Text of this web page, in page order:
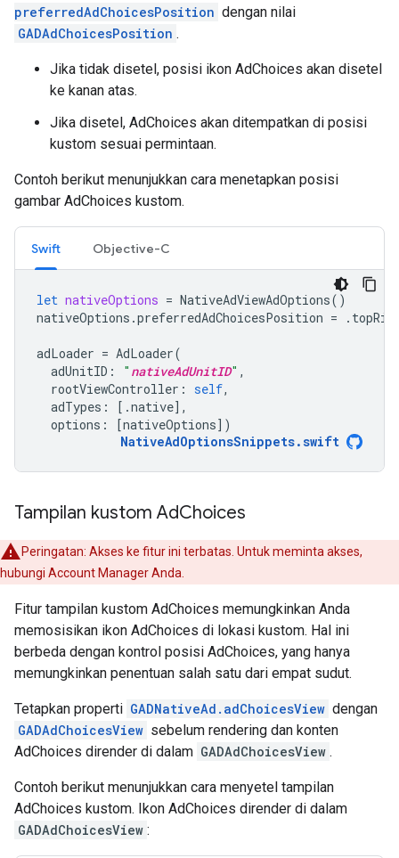
preferredAdChoicesPosition dengan nilai
GADAdChoicesPosition .
Jika tidak disetel, posisi ikon AdChoices akan disetel
ke kanan atas.
Jika disetel, AdChoices akan ditempatkan di posisi
kustom sesuai permintaan.
Contoh berikut menunjukkan cara menetapkan posisi
gambar AdChoices kustom.
Swift Objective-C
let nativeOptions = NativeAdViewAdOptions()
nativeOptions .preferredAdChoicesPosition = .
adLoader = AdLoader(
adUnitID : " nativeAdUnitID" ,
rootViewController : self,
adTypes : [.native],
options : [nativeOptions])
NativeAdOptionsSnippets.swift
Tampilan kustom AdChoices
Peringatan: Akses ke fitur ini terbatas. Untuk meminta akses,
hubungi Account Manager Anda.
Fitur tampilan kustom AdChoices memungkinkan Anda
memosisikan ikon AdChoices di lokasi kustom. Hal ini
berbeda dengan kontrol posisi AdChoices, yang hanya
memungkinkan penentuan salah satu dari empat sudut.
Tetapkan properti GADNativeAd.adChoicesView dengan
GADAdChoicesView sebelum rendering dan konten
AdChoices dirender di dalam GADAdChoicesView .
Contoh berikut menunjukkan cara menyetel tampilan
AdChoices kustom. Ikon AdChoices dirender di dalam
GADAdChoicesView :